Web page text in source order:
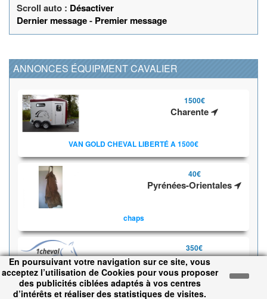
Scroll auto : Désactiver
Dernier message- Premier message
ANNONCES ÉQUIPMENT CAVALIER
1500€
Charente
VAN GOLD CHEVAL LIBERTÉ A 1500€
40€
Pyrénées-Orientales
chaps
350€
Essonne
Gilet AIR BAG Helite
En poursuivant votre navigation sur ce site, vous
acceptez l’utilisation de Cookies pour vous proposer
des publicités ciblées adaptés à vos centres
d’intérêts et réaliser des statistiques de visites.